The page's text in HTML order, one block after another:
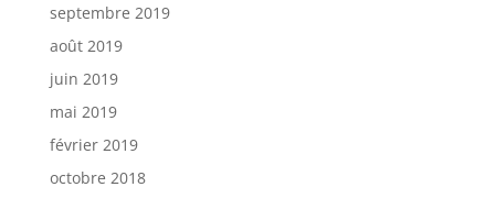
septembre 2019
août 2019
juin 2019
mai 2019
février 2019
octobre 2018